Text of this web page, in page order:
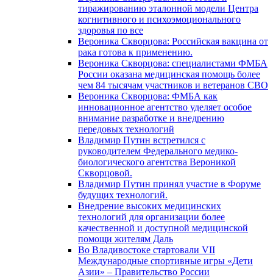
тиражированию эталонной модели Центра
когнитивного и психоэмоционального
здоровья по все
Вероника Скворцова: Российская вакцина от
рака готова к применению.
Вероника Скворцова: специалистами ФМБА
России оказана медицинская помощь более
чем 84 тысячам участников и ветеранов СВО
Вероника Скворцова: ФМБА как
инновационное агентство уделяет особое
внимание разработке и внедрению
передовых технологий
Владимир Путин встретился с
руководителем Федерального медико-
биологического агентства Вероникой
Скворцовой.
Владимир Путин принял участие в Форуме
будущих технологий.
Внедрение высоких медицинских
технологий для организации более
качественной и доступной медицинской
помощи жителям Даль
Во Владивостоке стартовали VII
Международные спортивные игры «Дети
Азии» – Правительство России